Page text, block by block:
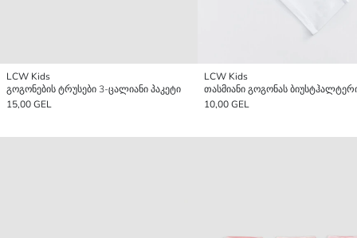
LCW Kids
გოგონების ტრუსები 3-ცალიანი პაკეტი
15,00 GEL
LCW Kids
10,00 GEL